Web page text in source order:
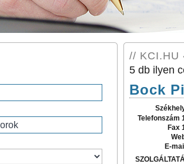
// KCI.HU
5 db ilyen
Bock
Telefonszám
Fax
E-